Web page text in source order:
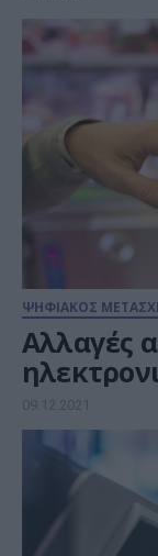
ΨΗΦΙΑΚΟΣ
Αλλαγές
09.12.2021